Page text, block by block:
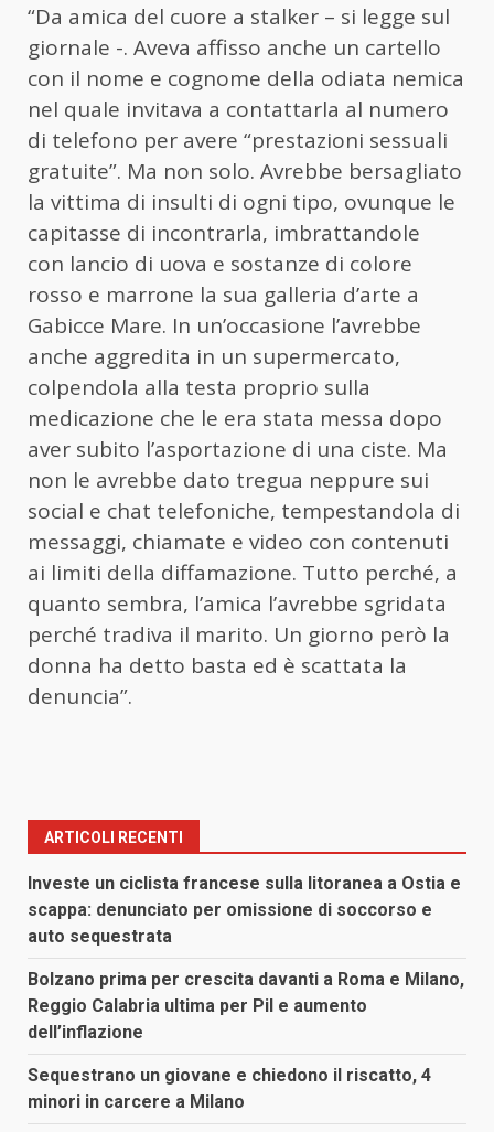
“Da amica del cuore a stalker – si legge sul
giornale -. Aveva affisso anche un cartello
con il nome e cognome della odiata nemica
nel quale invitava a contattarla al numero
di telefono per avere “prestazioni sessuali
gratuite”. Ma non solo. Avrebbe bersagliato
la vittima di insulti di ogni tipo, ovunque le
capitasse di incontrarla, imbrattandole
con lancio di uova e sostanze di colore
rosso e marrone la sua galleria d’arte a
Gabicce Mare. In un’occasione l’avrebbe
anche aggredita in un supermercato,
colpendola alla testa proprio sulla
medicazione che le era stata messa dopo
aver subito l’asportazione di una ciste. Ma
non le avrebbe dato tregua neppure sui
social e chat telefoniche, tempestandola di
messaggi, chiamate e video con contenuti
ai limiti della diffamazione. Tutto perché, a
quanto sembra, l’amica l’avrebbe sgridata
perché tradiva il marito. Un giorno però la
donna ha detto basta ed è scattata la
denuncia”.
ARTICOLI RECENTI
Investe un ciclista francese sulla litoranea a Ostia e
scappa: denunciato per omissione di soccorso e
auto sequestrata
Bolzano prima per crescita davanti a Roma e Milano,
Reggio Calabria ultima per Pil e aumento
dell’inflazione
Sequestrano un giovane e chiedono il riscatto, 4
minori in carcere a Milano